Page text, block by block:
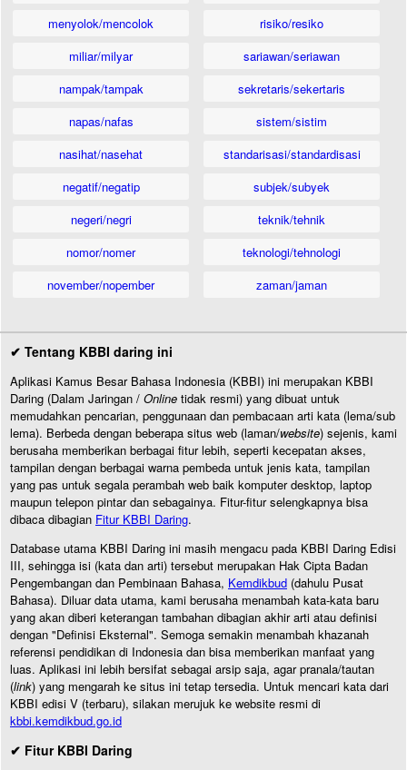
menyolok/mencolok
miliar/milyar
nampak/tampak
napas/nafas
nasihat/nasehat
negatif/negatip
negeri/negri
nomor/nomer
november/nopember
risiko/resiko
sariawan/seriawan
sekretaris/sekertaris
sistem/sistim
standarisasi/standardisasi
subjek/subyek
teknik/tehnik
teknologi/tehnologi
zaman/jaman
✔ Tentang KBBI daring ini
Aplikasi Kamus Besar Bahasa Indonesia (KBBI) ini merupakan KBBI
Daring (Dalam Jaringan / Online tidak resmi) yang dibuat untuk
memudahkan pencarian, penggunaan dan pembacaan arti kata (lema/sub
lema). Berbeda dengan beberapa situs web (laman/website) sejenis, kami
berusaha memberikan berbagai fitur lebih, seperti kecepatan akses,
tampilan dengan berbagai warna pembeda untuk jenis kata, tampilan
yang pas untuk segala perambah web baik komputer desktop, laptop
maupun telepon pintar dan sebagainya. Fitur-fitur selengkapnya bisa
dibaca dibagian Fitur KBBI Daring.
Database utama KBBI Daring ini masih mengacu pada KBBI Daring Edisi
III, sehingga isi (kata dan arti) tersebut merupakan Hak Cipta Badan
Pengembangan dan Pembinaan Bahasa, Kemdikbud (dahulu Pusat
Bahasa). Diluar data utama, kami berusaha menambah kata-kata baru
yang akan diberi keterangan tambahan dibagian akhir arti atau definisi
dengan "Definisi Eksternal". Semoga semakin menambah khazanah
referensi pendidikan di Indonesia dan bisa memberikan manfaat yang
luas. Aplikasi ini lebih bersifat sebagai arsip saja, agar pranala/tautan
(link) yang mengarah ke situs ini tetap tersedia. Untuk mencari kata dari
KBBI edisi V (terbaru), silakan merujuk ke website resmi di
kbbi.kemdikbud.go.id
✔ Fitur KBBI Daring